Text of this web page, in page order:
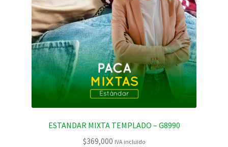
ESTANDAR MIXTA TEMPLADO – G8990
$369,000 IVA incluido